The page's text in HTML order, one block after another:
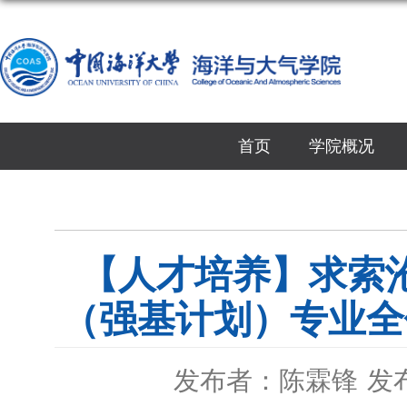
首页 学院概况
【人才培养】求
（强基计划）专业
发布者：陈霖锋 发